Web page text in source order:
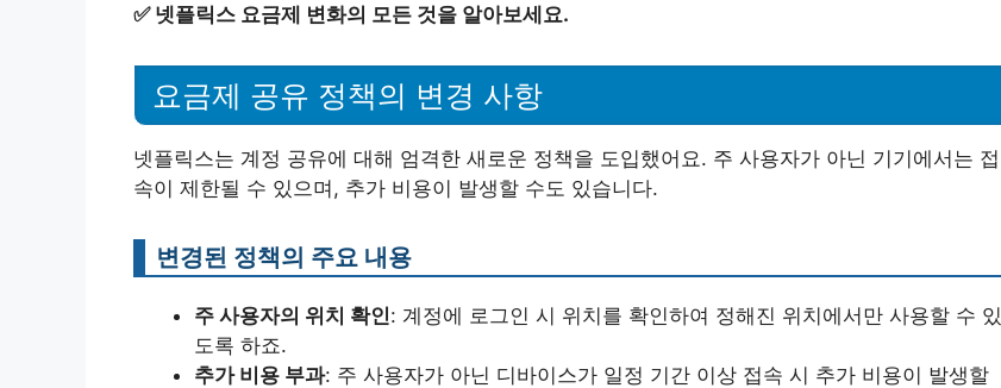
✅ 넷플릭스 요금제 변화의 모든 것을 알아보세요.
요금제 공유 정책의 변경 사항
넷플릭스는 계정 공유에 대해 엄격한 새로운 정책을 도입했어요. 주 사용자가 아닌 기기에서는 접
속이 제한될 수 있으며, 추가 비용이 발생할 수도 있습니다.
변경된 정책의 주요 내용
주 사용자의 위치 확인: 계정에 로그인 시 위치를 확인하여 정해진 위치에서만 사용할 수 있
도록 하죠.
추가 비용 부과: 주 사용자가 아닌 디바이스가 일정 기간 이상 접속 시 추가 비용이 발생할